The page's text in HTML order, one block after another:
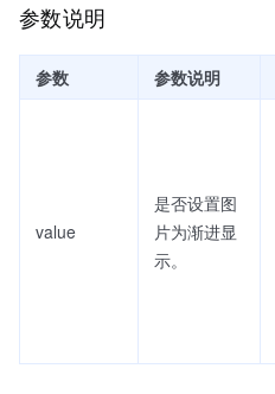
参数说明
参数 参数说明
value
是否设置图
片为渐进显
示。